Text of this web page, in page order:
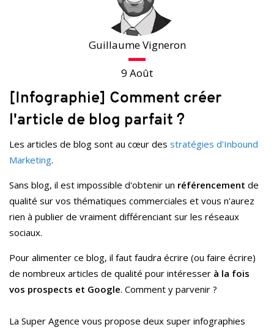
Guillaume Vigneron
9 Août
[Infographie] Comment créer
l'article de blog parfait ?
Les articles de blog sont au cœur des stratégies d'Inbound
Marketing.
Sans blog, il est impossible d'obtenir un référencement de
qualité sur vos thématiques commerciales et vous n'aurez
rien à publier de vraiment différenciant sur les réseaux
sociaux.
Pour alimenter ce blog, il faut faudra écrire (ou faire écrire)
de nombreux articles de qualité pour intéresser à la fois
vos prospects et Google. Comment y parvenir ?
La Super Agence vous propose deux super infographies